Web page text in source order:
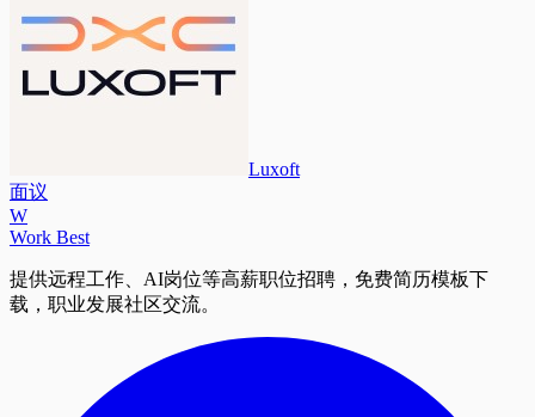
Luxoft
面议
W
Work Best
提供远程工作、AI岗位等高薪职位招聘，免费简历模板下
载，职业发展社区交流。